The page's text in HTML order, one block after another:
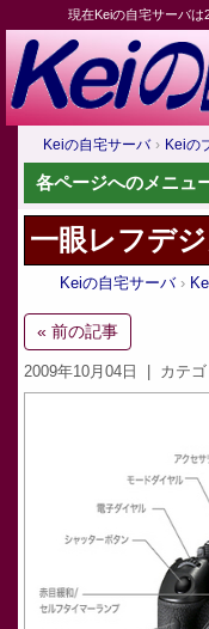
現在Keiの自宅サーバ
Keiの自宅サーバ Keiの
各ページへのメニュ
一眼レフデ
Keiの自宅サーバ
« 前の記事
2009年10月04日 | カテゴ